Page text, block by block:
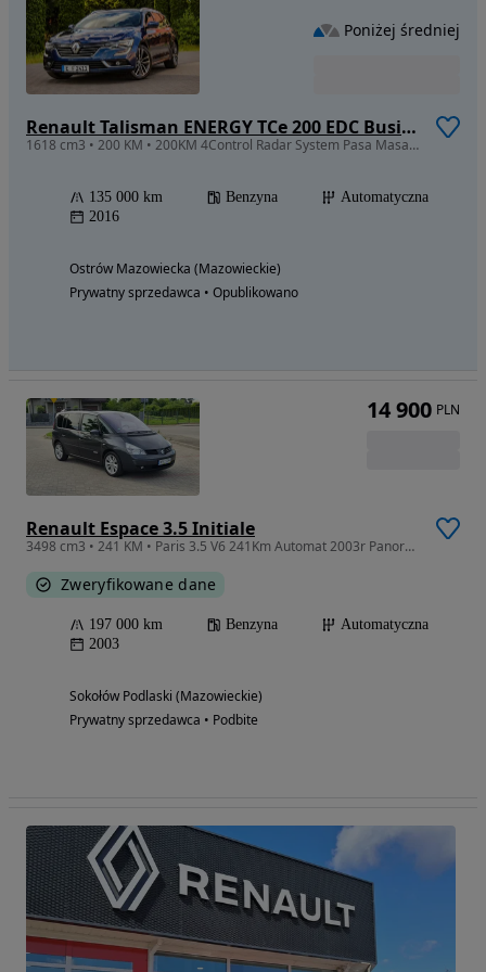
Renault Talisman ENERGY TCe 200 EDC Business
1618 cm3 • 200 KM • 200KM 4Control Radar System Pasa Masaż Bose Blisy Led Pure Vision FULL
135 000 km Benzyna
Automatyczna
2016
Ostrów Mazowiecka (Mazowieckie)
Prywatny sprzedawca • Opublikowano
Poniżej średniej
Renault Espace 3.5 Initiale
3498 cm3 • 241 KM • Paris 3.5 V6 241Km Automat 2003r Panorama Skóra Xenon 7-osobowy
Zweryfikowane dane
197 000 km Benzyna
Automatyczna
2003
Sokołów Podlaski (Mazowieckie)
Prywatny sprzedawca • Podbite
14 900 PLN